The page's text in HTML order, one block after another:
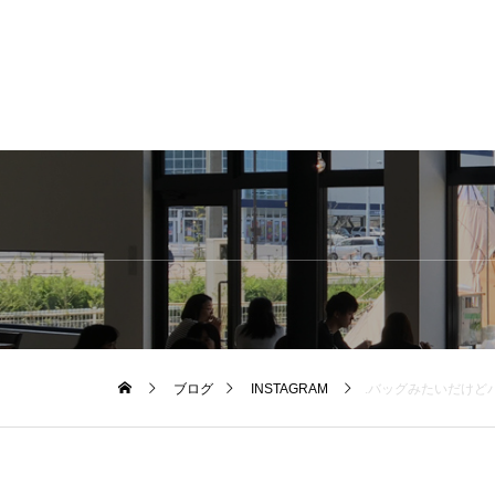
ブログ INSTAGRAM .バッグみたいだけどバッグじゃない。..ス